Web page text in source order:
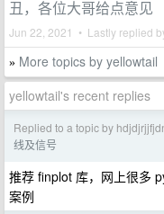
丑，各位大哥给点意见
Jun 22, 2021 • Lastly replied
» More topics by yellowtail
yellowtail's recent replies
Replied to a topic by
线及信号
推荐 finplot 库，网上很多
案例